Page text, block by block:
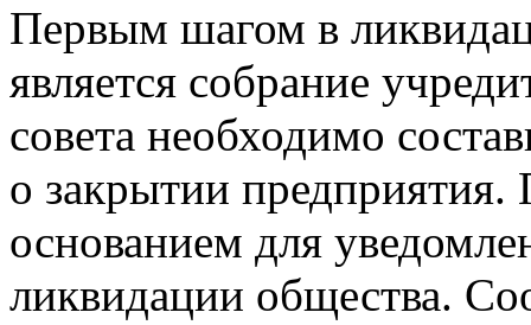
Первым шагом в
является собрание
совета необходимо
о закрытии
основанием для
ликвидации общества.